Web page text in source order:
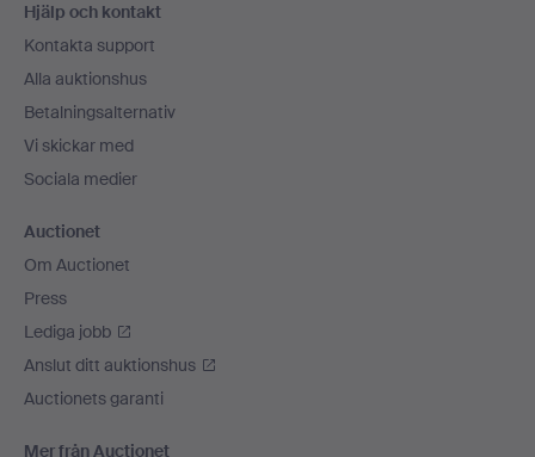
Hjälp och kontakt
Kontakta support
Alla auktionshus
Betalningsalternativ
Vi skickar med
Sociala medier
Auctionet
Om Auctionet
Press
Lediga jobb
Anslut ditt auktionshus
Auctionets garanti
Mer från Auctionet